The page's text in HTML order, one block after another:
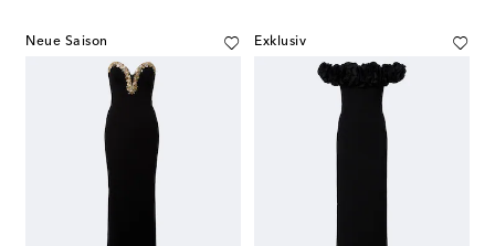
Neue Saison Exklusiv